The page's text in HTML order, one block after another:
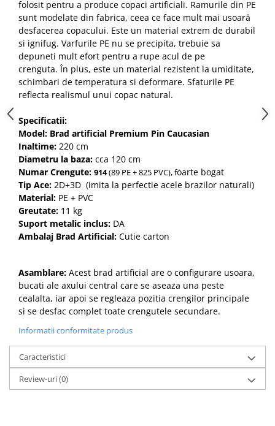
folosit pentru a produce copaci artificiali. Ramurile din PE
sunt modelate din fabrica, ceea ce face mult mai usoară
desfacerea copacului. Este un material extrem de durabil
si ignifug. Varfurile PE nu se precipita, trebuie sa
depuneti mult efort pentru a rupe acul de pe
crenguta. În plus, este un material rezistent la umiditate,
schimbari de temperatura si deformare. Sfaturile PE
reflecta realismul unui copac natural.
Specificatii:
Model: Brad artificial Premium Pin Caucasian
Inaltime: 220 cm
Diametru la baza: cca 120 cm
Numar Crengute: 914(89 PE + 825 PVC), foarte bogat
Tip Ace: 2D+3D (imita la perfectie acele brazilor naturali)
Material: PE + PVC
Greutate: 11 kg
Suport metalic inclus: DA
Ambalaj Brad Artificial: Cutie carton
Asamblare: Acest brad artificial are o configurare usoara,
bucati ale axului central care se aseaza una peste
cealalta, iar apoi se regleaza pozitia crengilor principale
si se desfac complet toate crengutele secundare.
Informatii conformitate produs
Caracteristici
Review-uri(0)